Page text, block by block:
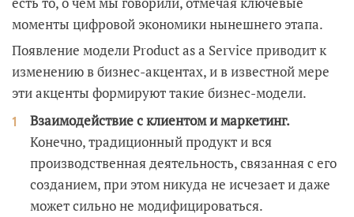
моменты цифровой экономики нынешнего этапа.
Появление модели Product as a Service приводит к
изменению в бизнес-акцентах, и в известной мере
эти акценты формируют такие бизнес-модели.
Взаимодействие с клиентом и маркетинг.
Конечно, традиционный продукт и вся
производственная деятельность, связанная с его
созданием, при этом никуда не исчезает и даже
может сильно не модифицироваться.